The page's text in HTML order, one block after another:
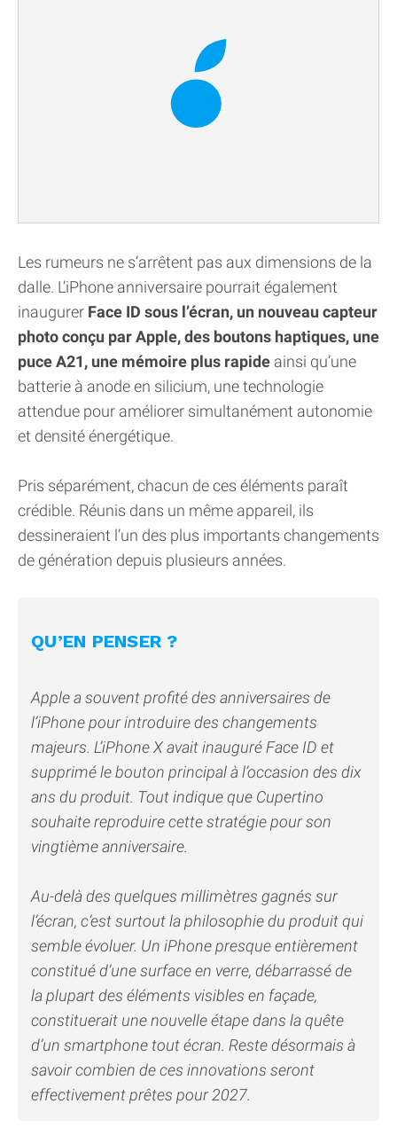
Les rumeurs ne s’arrêtent pas aux dimensions de la
dalle. L’iPhone anniversaire pourrait également
inaugurer Face ID sous l’écran, un nouveau capteur
photo conçu par Apple, des boutons haptiques, une
puce A21, une mémoire plus rapide ainsi qu’une
batterie à anode en silicium, une technologie
attendue pour améliorer simultanément autonomie
et densité énergétique.
Pris séparément, chacun de ces éléments paraît
crédible. Réunis dans un même appareil, ils
dessineraient l’un des plus importants changements
de génération depuis plusieurs années.
QU’EN PENSER ?
Apple a souvent profité des anniversaires de
l’iPhone pour introduire des changements
majeurs. L’iPhone X avait inauguré Face ID et
supprimé le bouton principal à l’occasion des dix
ans du produit. Tout indique que Cupertino
souhaite reproduire cette stratégie pour son
vingtième anniversaire.
Au-delà des quelques millimètres gagnés sur
l’écran, c’est surtout la philosophie du produit qui
semble évoluer. Un iPhone presque entièrement
constitué d’une surface en verre, débarrassé de
la plupart des éléments visibles en façade,
constituerait une nouvelle étape dans la quête
d’un smartphone tout écran. Reste désormais à
savoir combien de ces innovations seront
effectivement prêtes pour 2027.